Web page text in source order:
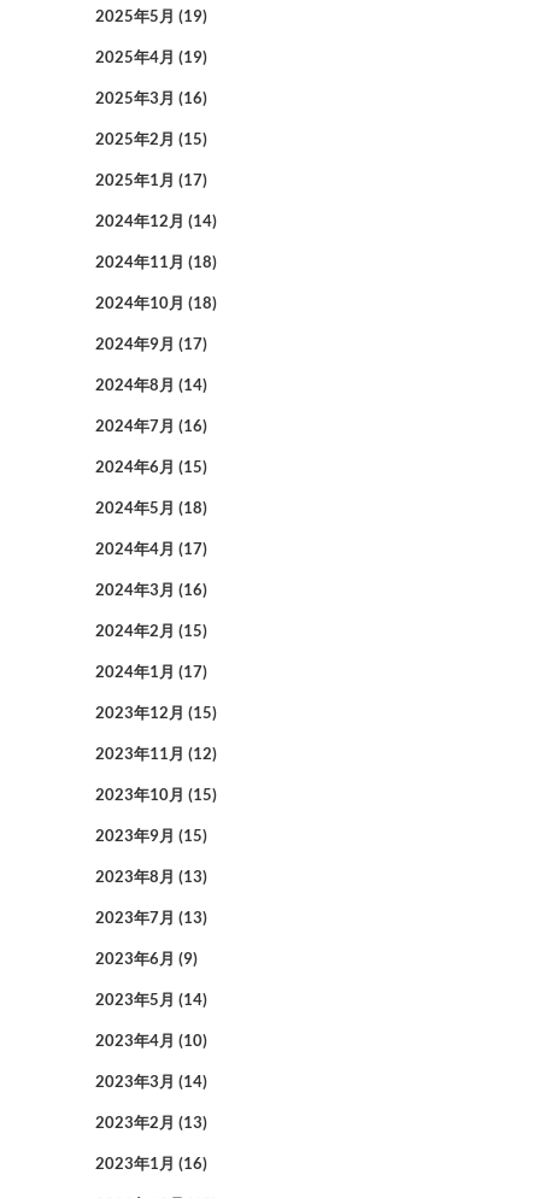
2025年5月 (19)
2025年4月 (19)
2025年3月 (16)
2025年2月 (15)
2025年1月 (17)
2024年12月 (14)
2024年11月 (18)
2024年10月 (18)
2024年9月 (17)
2024年8月 (14)
2024年7月 (16)
2024年6月 (15)
2024年5月 (18)
2024年4月 (17)
2024年3月 (16)
2024年2月 (15)
2024年1月 (17)
2023年12月 (15)
2023年11月 (12)
2023年10月 (15)
2023年9月 (15)
2023年8月 (13)
2023年7月 (13)
2023年6月 (9)
2023年5月 (14)
2023年4月 (10)
2023年3月 (14)
2023年2月 (13)
2023年1月 (16)